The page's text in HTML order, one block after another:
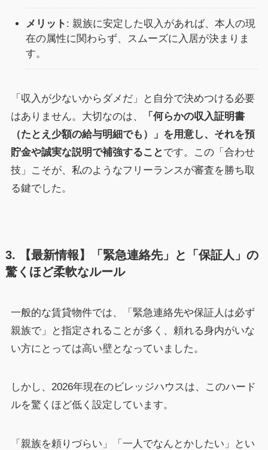
メリット : 親族に安定した収入があれば、本人の現
在の属性に関わらず、スムーズに入居が決まりま
す。
「収入が少ないからダメだ」と自分で決めつける必要
はありません。大切なのは、
「何らかの収入証明書
（たとえ少額の給与明細でも）」を用意し、それを預
貯金や誠実な説明で補強すること です。この「合わせ
技」こそが、私のようなフリーランスが審査を勝ち取
る鍵でした。
3. 【最新情報】「緊急連絡先」と「保証人」の
驚くほど柔軟なルール
一般的な賃貸物件では、「緊急連絡先や保証人は必ず
親族で」と指定されることが多く、頼れる身内がいな
い方にとっては高い壁となっていました。
しかし、2026年現在のビレッジハウスは、このハード
ルを驚くほど低く設定しています。
「親族を頼りづらい」「一人でなんとかしたい」とい